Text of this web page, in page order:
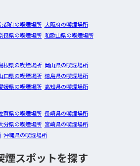
都府の喫煙場所 大阪府の喫煙場所
良県の喫煙場所 和歌山県の喫煙場所
根県の喫煙場所 岡山県の喫煙場所
口県の喫煙場所 徳島県の喫煙場所
媛県の喫煙場所 高知県の喫煙場所
賀県の喫煙場所 長崎県の喫煙場所
分県の喫煙場所 宮崎県の喫煙場所
沖縄県の喫煙場所
煙スポットを探す